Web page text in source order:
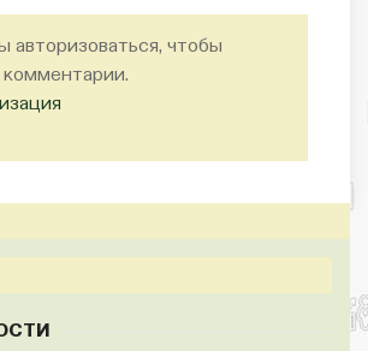
авторизоваться, чтобы
комментарии.